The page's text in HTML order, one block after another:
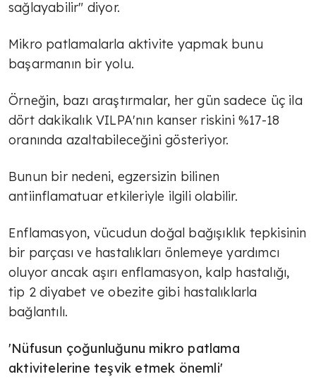
sağlayabilir" diyor.
Mikro patlamalarla aktivite yapmak bunu
başarmanın bir yolu.
Örneğin, bazı araştırmalar, her gün sadece üç ila
dört dakikalık VILPA'nın kanser riskini %17-18
oranında azaltabileceğini gösteriyor.
Bunun bir nedeni, egzersizin bilinen
antiinflamatuar etkileriyle ilgili olabilir.
Enflamasyon, vücudun doğal bağışıklık tepkisinin
bir parçası ve hastalıkları önlemeye yardımcı
oluyor ancak aşırı enflamasyon, kalp hastalığı,
tip 2 diyabet ve obezite gibi hastalıklarla
bağlantılı.
'Nüfusun çoğunluğunu mikro patlama
aktivitelerine teşvik etmek önemli'